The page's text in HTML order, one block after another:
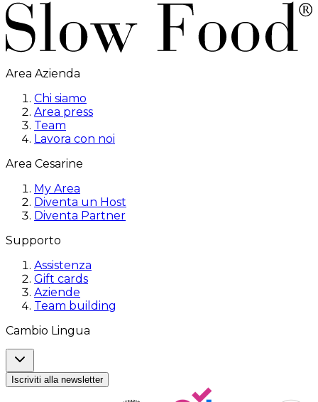
Area Azienda
Chi siamo
Area press
Team
Lavora con noi
Area Cesarine
My Area
Diventa un Host
Diventa Partner
Supporto
Assistenza
Gift cards
Aziende
Team building
Cambio Lingua
Iscriviti alla newsletter